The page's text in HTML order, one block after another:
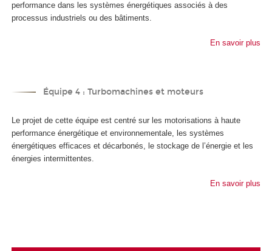
performance dans les systèmes énergétiques associés à des
processus industriels ou des bâtiments.
En savoir plus
Équipe 4 : Turbomachines et moteurs
Le projet de cette équipe est centré sur les motorisations à haute
performance énergétique et environnementale, les systèmes
énergétiques efficaces et décarbonés, le stockage de l’énergie et les
énergies intermittentes.
En savoir plus